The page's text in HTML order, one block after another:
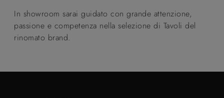
In showroom sarai guidato con grande attenzione,
passione e competenza nella selezione di Tavoli del
rinomato brand.